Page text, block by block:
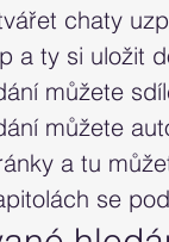
chaty
a ty si uložit
můžete
můžete
a tu
se